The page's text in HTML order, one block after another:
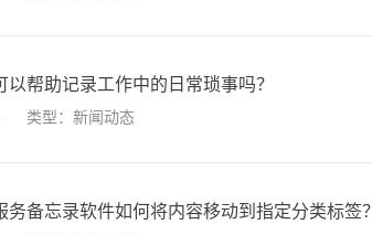
帮助记录工作中的日常琐事吗？
类型：新闻动态
备忘录软件如何将内容移动到指定分类标签？